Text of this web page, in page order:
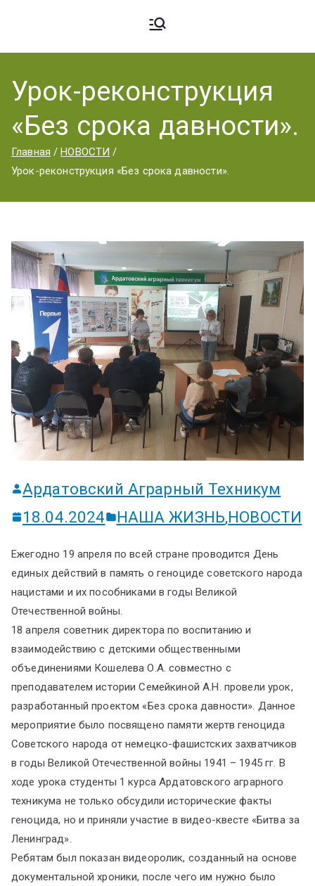
Ардато
вский
Аграрн
ый
Техник
ум
аграрный
техникум».
Урок-реконструкция
«Без срока давности».
Главная
НОВОСТИ
Урок-реконструкция «Без срока давности».
Ардатовский Аграрный Техникум
18.04.2024
НАША ЖИЗНЬ,НОВОСТИ
Ежегодно 19 апреля по всей стране проводится День
единых действий в память о геноциде советского народа
нацистами и их пособниками в годы Великой
Отечественной войны.
18 апреля советник директора по воспитанию и
взаимодействию с детскими общественными
объединениями Кошелева О.А. совместно с
преподавателем истории Семейкиной А.Н. провели урок,
разработанный проектом «Без срока давности». Данное
мероприятие было посвящено памяти жертв геноцида
Советского народа от немецко-фашистских захватчиков
в годы Великой Отечественной войны 1941 – 1945 гг. В
ходе урока студенты 1 курса Ардатовского аграрного
техникума не только обсудили исторические факты
геноцида, но и приняли участие в видео-квесте «Битва за
Ленинград».
Ребятам был показан видеоролик, созданный на основе
документальной хроники, после чего им нужно было